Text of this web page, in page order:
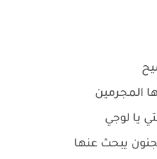
المجرمين
يا لوجي
يبحث عنها